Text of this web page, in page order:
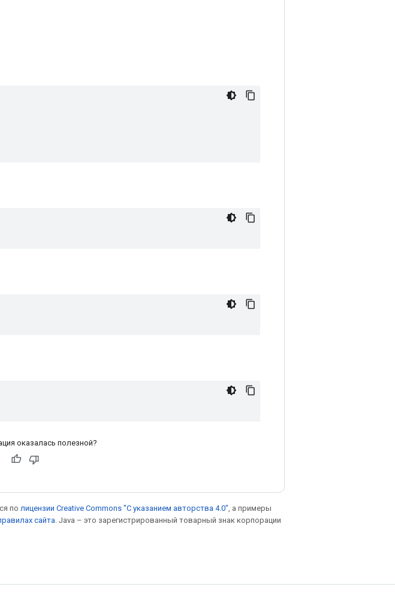
оказалась полезной?
по лицензии Creative Commons "С указанием авторства 4.0" , а примеры
сайта . Java – это зарегистрированный товарный знак корпорации